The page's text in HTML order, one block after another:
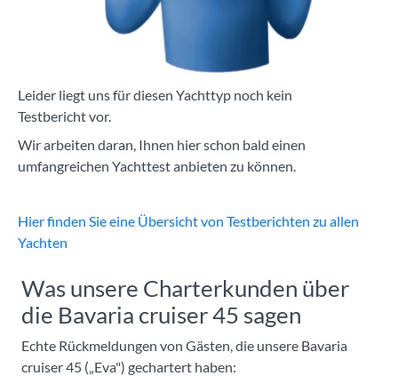
Leider liegt uns für diesen Yachttyp noch kein
Testbericht vor.
Wir arbeiten daran, Ihnen hier schon bald einen
umfangreichen Yachttest anbieten zu können.
Hier finden Sie eine Übersicht von Testberichten zu allen
Yachten
Was unsere Charterkunden über
die Bavaria cruiser 45 sagen
Echte Rückmeldungen von Gästen, die unsere Bavaria
cruiser 45 („Eva") gechartert haben: